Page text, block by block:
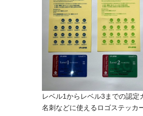
レベル1からレベル3までの認定
名刺などに使えるロゴステッカ